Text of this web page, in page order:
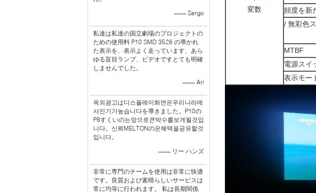
—— Sergo
私達は私達の国立劇場のプロジェクトの
ための使用料 P10 SMD 3528 の導かれ
た表示を、表示よく走っています、あら
ゆる盲目ランプ、ビデオですとても明確
しませんでした。
—— Ari
옥외광고は디스플레이화면은우리나라에
서인기가높습니다を導きました。P10の
P8すくいの는앞으로큰박수를보게될것입
니다。신뢰MELTONの은혜택을공유할것
입니다。
—— リー ハンズ
非常に専門のチームを使用は非常に快適
です。良質および素晴らしいサービスは
常に均等に行われます。 私は長期関係
変数
頻度を新
/ 無彩色
MTBF
電源スイ
表示モー